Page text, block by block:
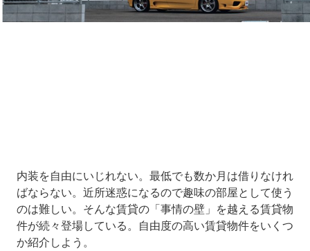
内装を自由にいじれない。最低でも数か月は借りなけれ
ばならない。近所迷惑になるので趣味の部屋として使う
のは難しい。そんな賃貸の「事情の壁」を越える賃貸物
件が続々登場している。自由度の高い賃貸物件をいくつ
か紹介しよう。